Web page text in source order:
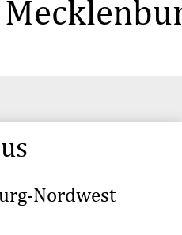
Nordwest